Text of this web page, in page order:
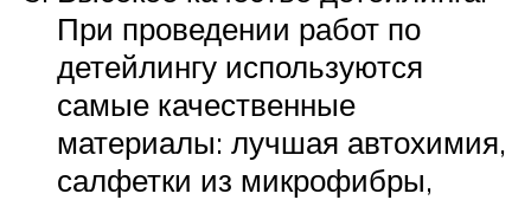
При проведении работ по
детейлингу используются
самые качественные
материалы: лучшая автохимия,
салфетки из микрофибры,